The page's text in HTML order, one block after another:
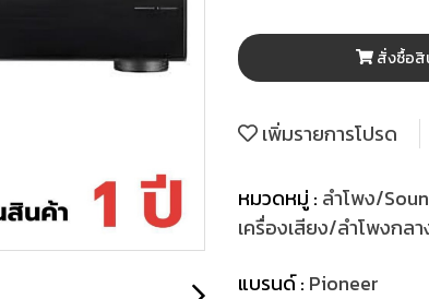
สั่งซื้อสิ
เพิ่มรายการโปรด
หมวดหมู่ : ลำโพง/
เครื่องเสียง/ลำโพงกล
แบรนด์ : Pioneer